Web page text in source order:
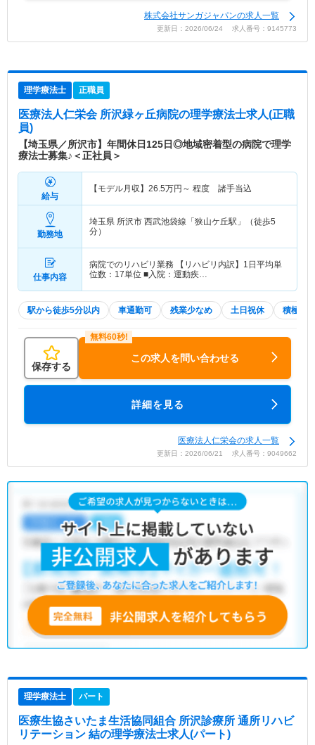
株式会社サンガジャパンの求人一覧
更新日：2026/06/24 求人番号：9145773
理学療法士 正職員
医療法人仁栄会 所沢緑ヶ丘病院の理学療法士求人(正職
員)
【埼玉県／所沢市】年間休日125日◎地域密着型の病院で理学
療法士募集♪＜正社員＞
給与
【モデル月収】 26.5万円～ 程度 諸手当込
勤務地
埼玉県 所沢市 西武池袋線「狭山ケ丘駅」（徒歩5
分）
仕事内容
病院でのリハビリ業務 【リハビリ内訳】1日平均単
位数：17単位 ■入院：運動疾…
駅から徒歩5分以内 車通勤可 残業少なめ 土日祝休 積極採
保存する
この求人を問い合わせる
詳細を見る
医療法人仁栄会の求人一覧
更新日：2026/06/21 求人番号：9049662
理学療法士 パート
医療生協さいたま生活協同組合 所沢診療所 通所リハビ
リテーション 結の理学療法士求人(パート)